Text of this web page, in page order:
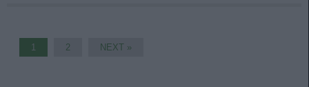
1 2 NEXT »